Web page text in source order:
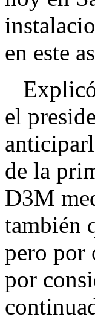
en este
Explicó
el
de la
D3M
también
pero por
por